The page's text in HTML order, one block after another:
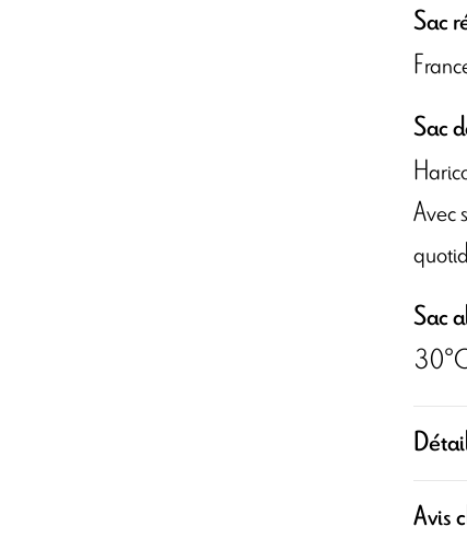
Sac
Sac
Avec
Sac
Avis